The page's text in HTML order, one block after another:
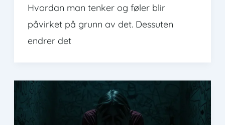
Hvordan man tenker og føler blir
påvirket på grunn av det. Dessuten
endrer det